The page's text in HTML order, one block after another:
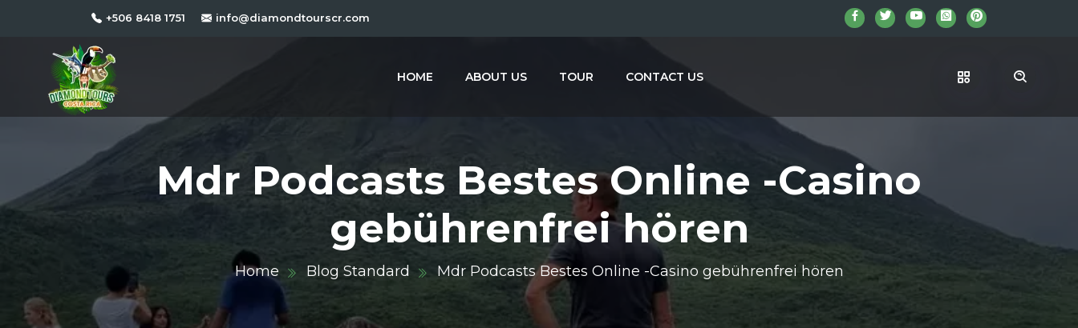
+506 8418 1751 info@diamondtourscr.com
HOME ABOUT US TOUR CONTACT US
Mdr Podcasts Bestes Online -Casino
gebührenfrei hören
Home Blog Standard Mdr Podcasts Bestes Online -Casino gebührenfrei hören